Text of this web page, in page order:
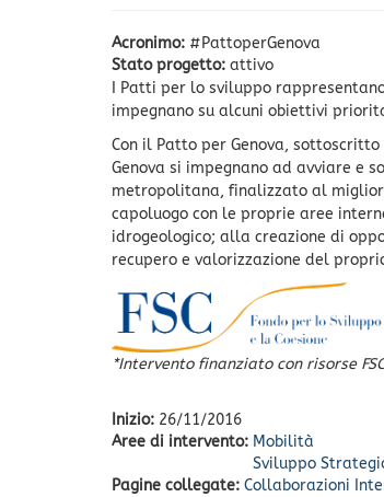
Acronimo: #PattoperGenova
Stato progetto: attivo
I Patti per lo sviluppo
impegnano su alcuni obiettivi
Con il Patto per Genova,
Genova si impegnano ad avviare e
metropolitana, finalizzato al
capoluogo con le proprie aree
idrogeologico; alla creazione di
recupero e valorizzazione del
*Intervento finanziato con risorse
Inizio: 26/11/2016
Aree di intervento: Mobilità
Sviluppo
Pagine collegate: Collaborazioni